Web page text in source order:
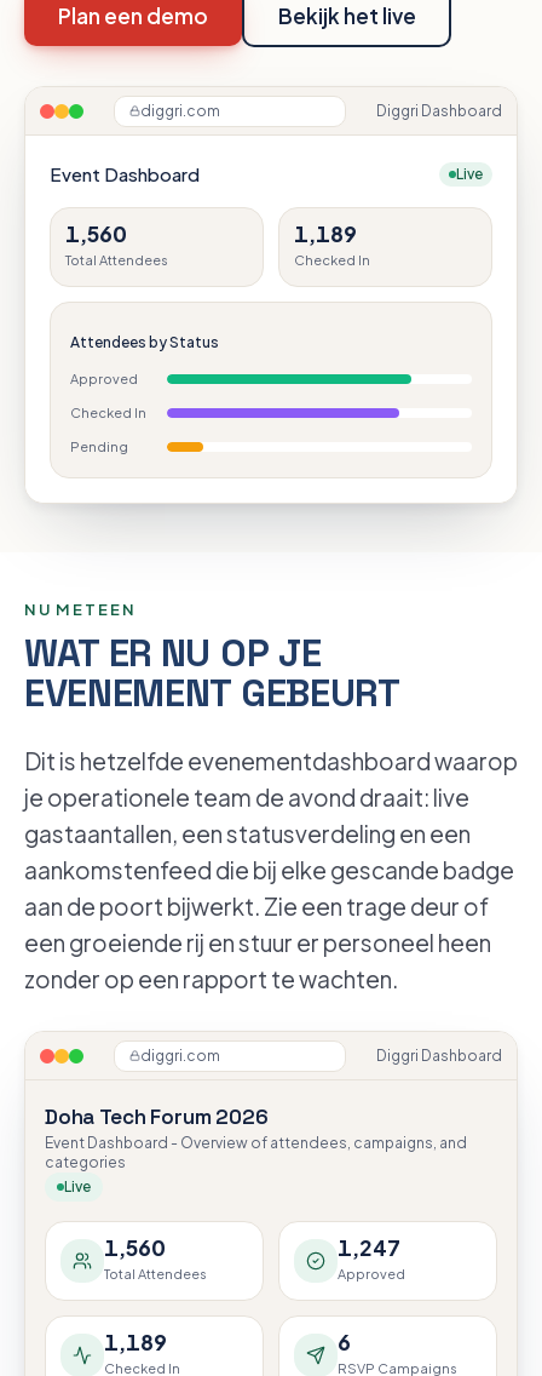
Plan een demo Bekijk het live
diggri.com Diggri Dashboard
Event Dashboard Live
1,560
Total Attendees
1,189
Checked In
Attendees by Status
Approved
Checked In
Pending
Sectie-animatie overslaan
NU METEEN
WAT ER NU OP JE
EVENEMENT GEBEURT
Dit is hetzelfde evenementdashboard waarop
je operationele team de avond draait: live
gastaantallen, een statusverdeling en een
aankomstenfeed die bij elke gescande badge
aan de poort bijwerkt. Zie een trage deur of
een groeiende rij en stuur er personeel heen
zonder op een rapport te wachten.
diggri.com Diggri Dashboard
Doha Tech Forum 2026
Event Dashboard - Overview of attendees, campaigns, and
categories
Live
1,560
Total Attendees
1,247
Approved
1,189
Checked In
6
RSVP Campaigns